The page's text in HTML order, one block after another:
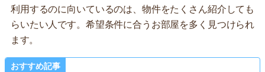
利用するのに向いているのは、物件をたくさん紹介しても
らいたい人です。希望条件に合うお部屋を多く見つけられ
ます。
おすすめ記事